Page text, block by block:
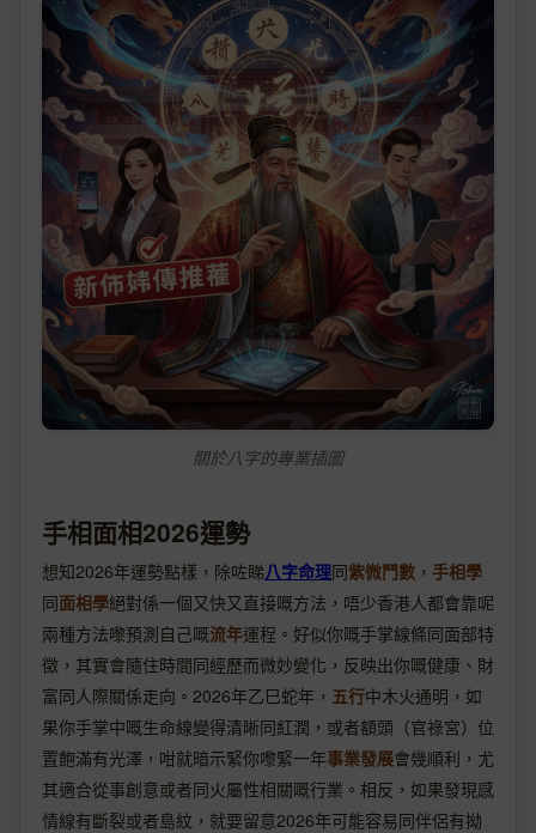
關於八字的專業插圖
手相面相2026運勢
想知2026年運勢點樣，除咗睇八字命理同紫微鬥數 ， 手相學
同面相學絕對係一個又快又直接嘅方法，唔少香港人都會靠呢
兩種方法嚟預測自己嘅流年運程。好似你嘅手掌線條同面部特
徵，其實會隨住時間同經歷而微妙變化，反映出你嘅健康、財
富同人際關係走向。2026年乙巳蛇年， 五行中木火通明，如
果你手掌中嘅生命線變得清晰同紅潤，或者額頭（官祿宮）位
置飽滿有光澤，咁就暗示緊你嚟緊一年事業發展會幾順利，尤
其適合從事創意或者同火屬性相關嘅行業。相反，如果發現感
情線有斷裂或者島紋，就要留意2026年可能容易同伴侶有拗